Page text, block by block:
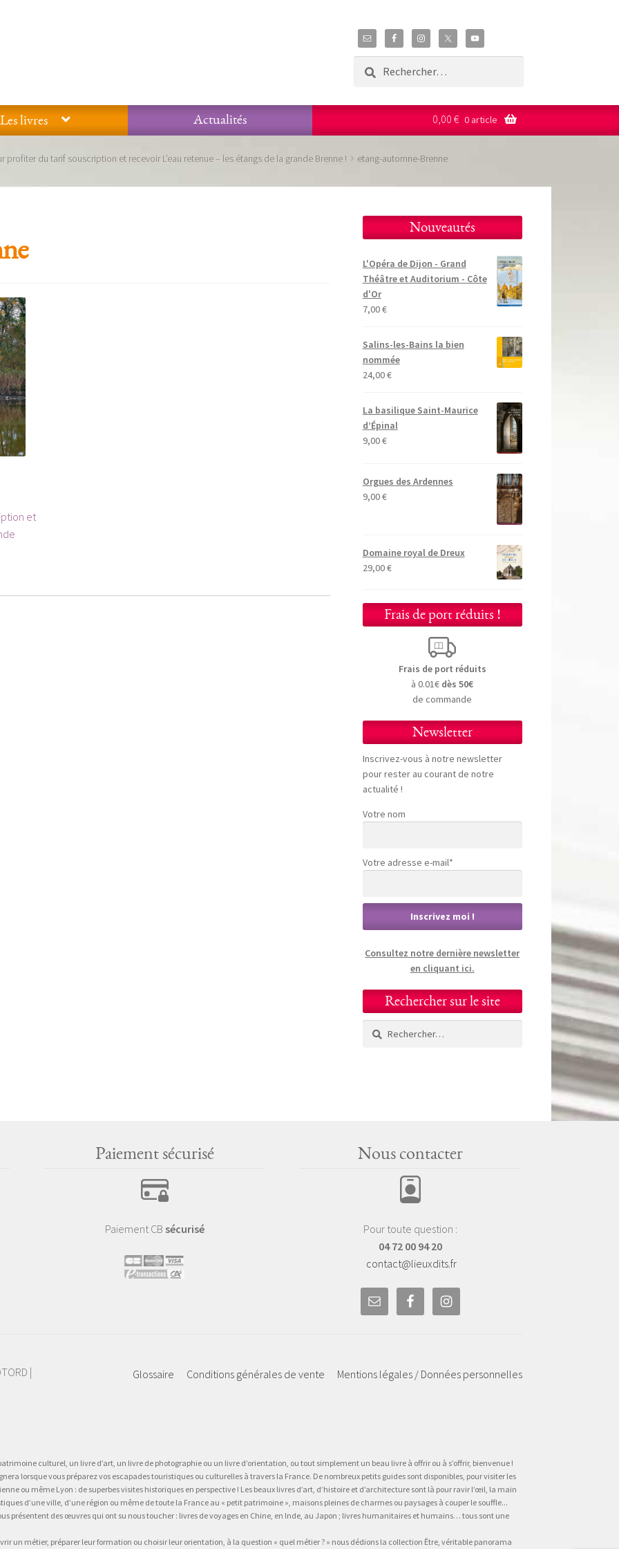
Les livres
Actualités
0,00 € 0 article
profiter du tarif souscription et recevoir L’eau retenue – les étangs de la grande Brenne ! etang-automne-Brenne
et
Nouveautés
L'Opéra de Dijon - Grand
Théâtre et Auditorium - Côte
d'Or
7,00€
Salins-les-Bains la bien
nommée
24,00€
La basilique Saint-Maurice
d’Épinal
9,00€
Orgues des Ardennes
9,00€
Domaine royal de Dreux
29,00€
Frais de port réduits !
Frais de port réduits
à 0.01€ dès 50€
de commande
Newsletter
Inscrivez-vous à notre newsletter
pour rester au courant de notre
actualité !
Votre nom
Votre adresse e-mail*
Consultez notre dernière newsletter
en cliquant ici.
Rechercher sur le site
Rechercher :
Paiement sécurisé
Paiement CB sécurisé
Nous contacter
Pour toute question :
04 72 00 94 20
contact@lieuxdits.fr
Glossaire Conditions générales de vente Mentions légales / Données personnelles
|
culturel, un livre d’art, un livre de photographie ou un livre d’orientation, ou tout simplement un beau livre à offrir ou à s’offrir, bienvenue !
lorsque vous préparez vos escapades touristiques ou culturelles à travers la France. De nombreux petits guides sont disponibles, pour visiter les
ou même Lyon : de superbes visites historiques en perspective ! Les beaux livres d’art, d’histoire et d’architecture sont là pour ravir l’œil, la main
d’une ville, d’une région ou même de toute la France au « petit patrimoine », maisons pleines de charmes ou paysages à couper le souffle...
présentent des œuvres qui ont su nous toucher : livres de voyages en Chine, en Inde, au Japon ; livres humanitaires et humains… tous sont une
un métier, préparer leur formation ou choisir leur orientation, à la question « quel métier ? » nous dédions la collection Être, véritable panorama